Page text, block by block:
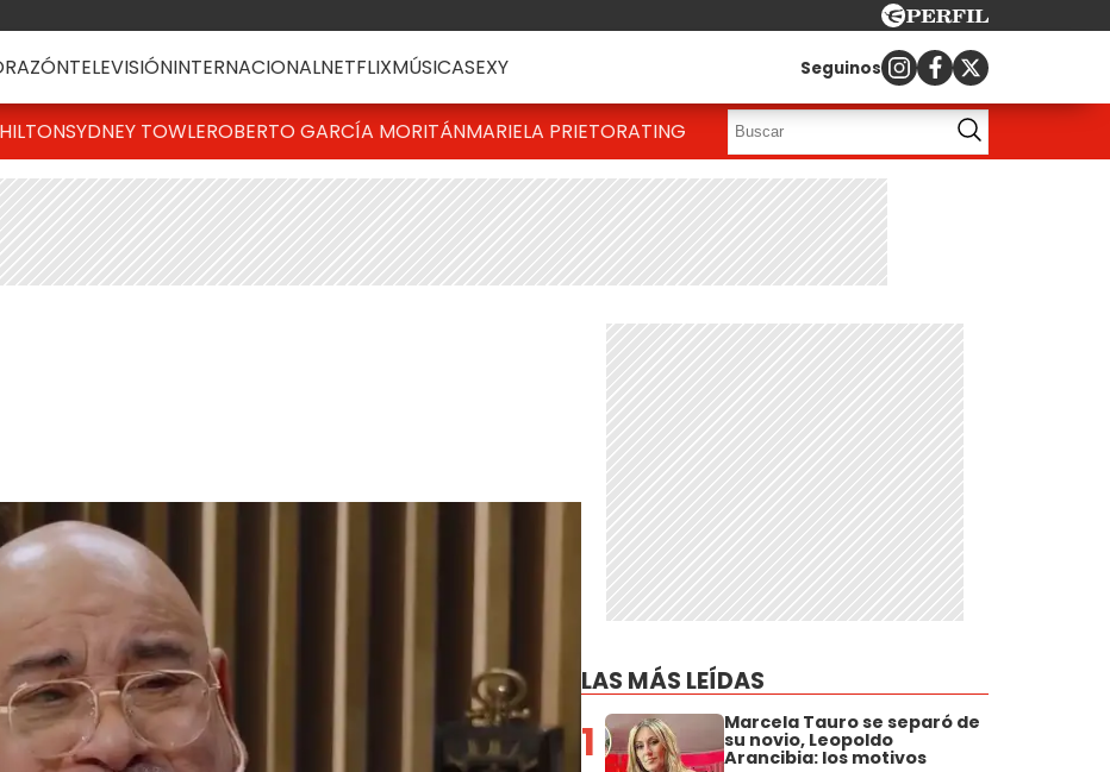
TELEVISIÓNINTERNACIONALNETFLIXMÚSICASEXY Seguinos
SYDNEY TOWLEROBERTO GARCÍA MORITÁNMARIELA PRIETORATING
LAS MÁS LEÍDAS
1 Marcela Tauro se separó de
su novio, Leopoldo
Arancibia: los motivos